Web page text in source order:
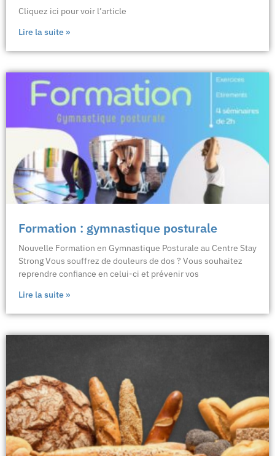
Cliquez ici pour voir l’article
Lire la suite »
Formation : gymnastique posturale
Nouvelle Formation en Gymnastique Posturale au Centre Stay
Strong Vous souffrez de douleurs de dos ? Vous souhaitez
reprendre confiance en celui-ci et prévenir vos
Lire la suite »